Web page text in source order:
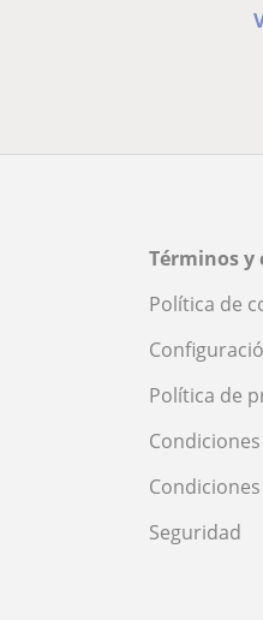
Términos y
Política de
Política de
Seguridad